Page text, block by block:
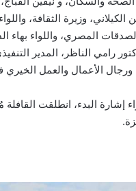
الكيلاني، وزيرة الثقافة،
المصري، واللواء بهاء
رامي الناظر، المدير
ورجال الأعمال والعمل
إشارة البدء، انطلقت